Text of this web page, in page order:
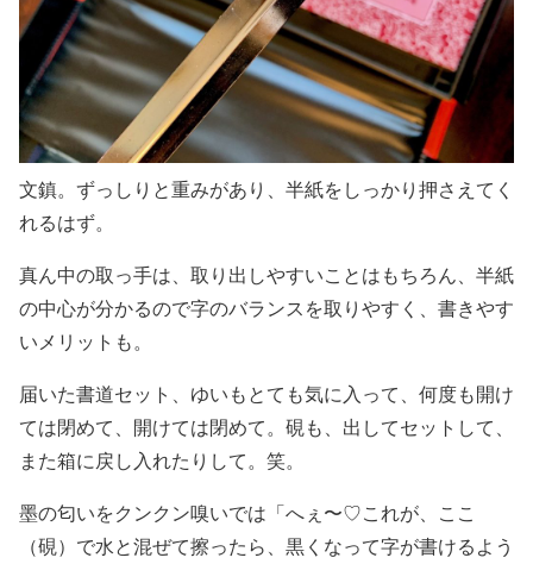
文鎮。ずっしりと重みがあり、半紙をしっかり押さえてく
れるはず。
真ん中の取っ手は、取り出しやすいことはもちろん、半紙
の中心が分かるので字のバランスを取りやすく、書きやす
いメリットも。
届いた書道セット、ゆいもとても気に入って、何度も開け
ては閉めて、開けては閉めて。硯も、出してセットして、
また箱に戻し入れたりして。笑。
墨の匂いをクンクン嗅いでは「へぇ〜♡これが、ここ
（硯）で水と混ぜて擦ったら、黒くなって字が書けるよう